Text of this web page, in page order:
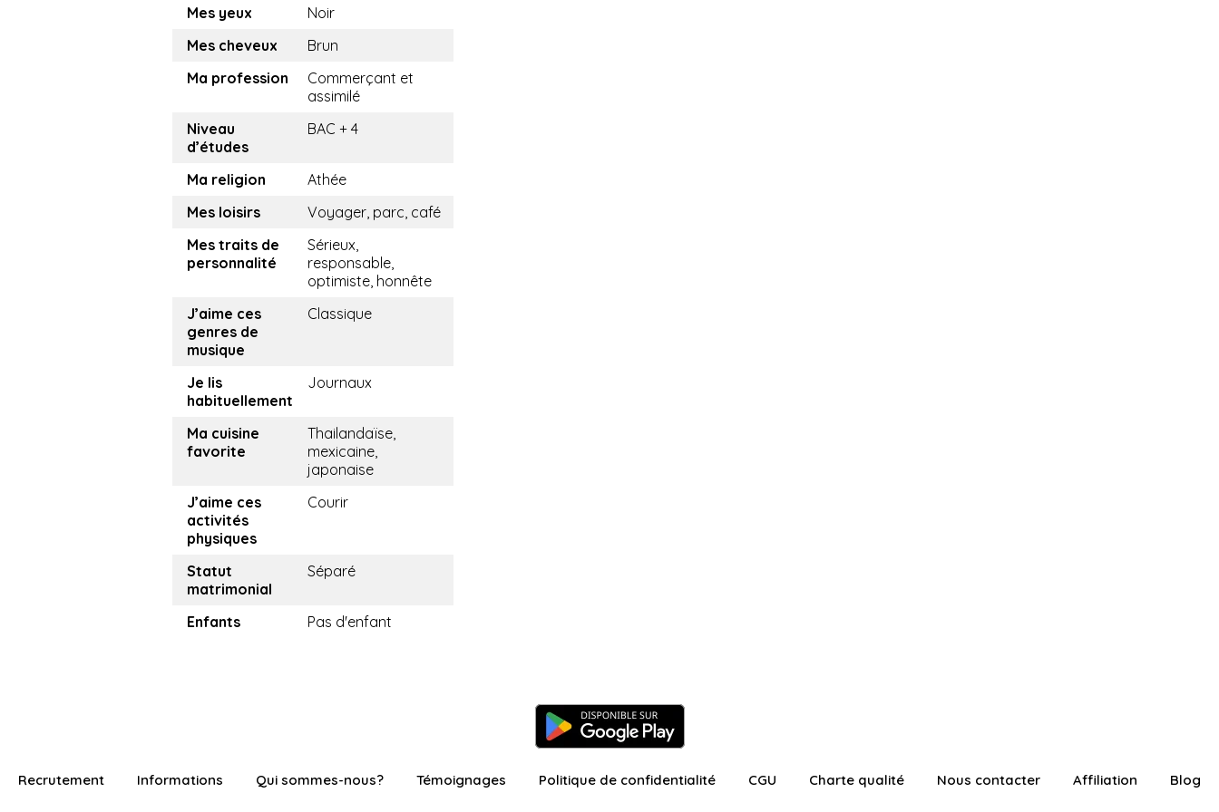
Mes yeux
Noir
Mes cheveux
Brun
Ma profession
Commerçant et
assimilé
Niveau
d’études
BAC + 4
Ma religion
Athée
Mes loisirs
Voyager, parc, café
Mes traits de
personnalité
Sérieux,
responsable,
optimiste, honnête
J’aime ces
genres de
musique
Classique
Je lis
habituellement
Journaux
Ma cuisine
favorite
Thailandaïse,
mexicaine,
japonaise
J’aime ces
activités
physiques
Courir
Statut
matrimonial
Séparé
Enfants Pas d'enfant
Recrutement Informations Qui sommes-nous? Témoignages Politique de confidentialité CGU Charte qualité Nous contacter Affiliation Blog